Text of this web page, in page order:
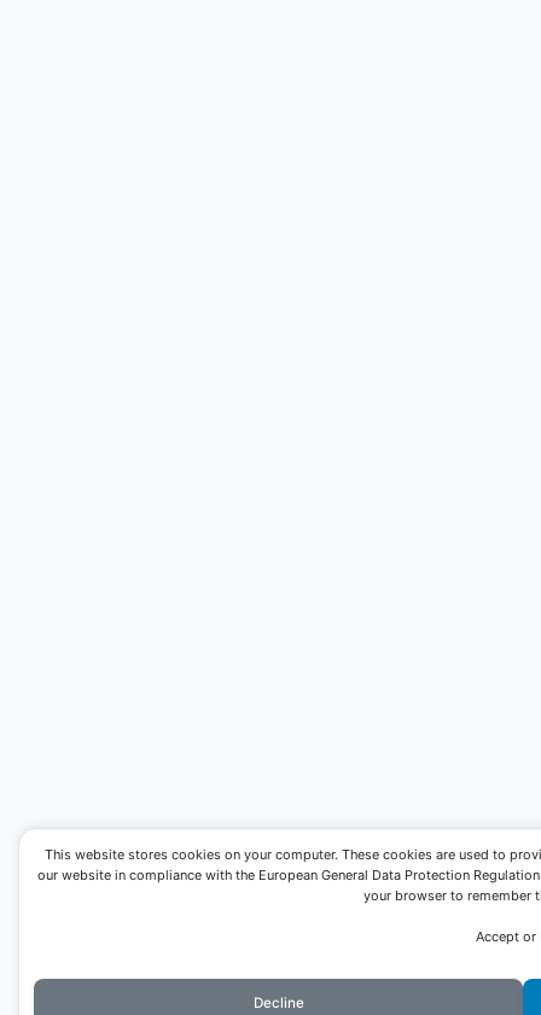
This website stores cookies on your computer. These cookies are used to
our website in compliance with the European General Data Protection
your browser to remember
Accept or
Decline